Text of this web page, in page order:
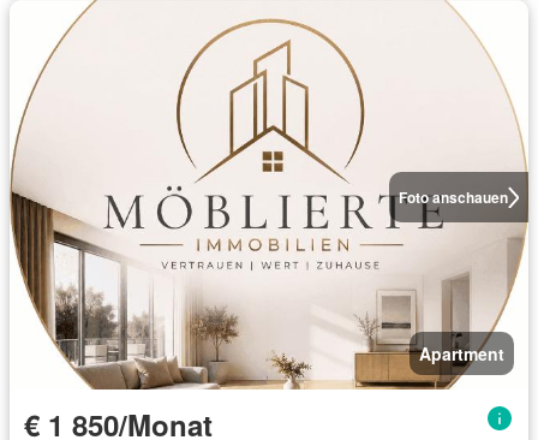
Foto anschauen
Apartment
€ 1 850/Monat